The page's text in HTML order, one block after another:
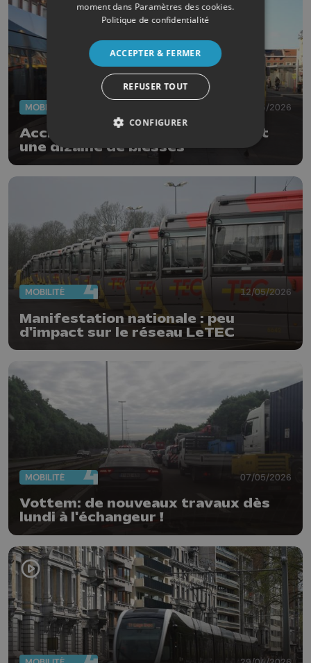
MOBILITÉ 27/05/2026
Accident entre 3 bus : le choc fait
une dizaine de blessés
MOBILITÉ 12/05/2026
Manifestation nationale : peu
d'impact sur le réseau LeTEC
MOBILITÉ 07/05/2026
Vottem: de nouveaux travaux dès
lundi à l'échangeur !
moment dans Paramètres des cookies.
Politique de confidentialité
ACCEPTER & FERMER
REFUSER TOUT
CONFIGURER